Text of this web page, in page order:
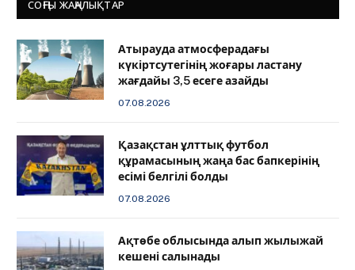
СОҢҒЫ ЖАҢАЛЫҚТАР
Атырауда атмосферадағы
күкіртсутегінің жоғары ластану
жағдайы 3,5 есеге азайды
07.08.2026
Қазақстан ұлттық футбол
құрамасының жаңа бас бапкерінің
есімі белгілі болды
07.08.2026
Ақтөбе облысында алып жылыжай
кешені салынады